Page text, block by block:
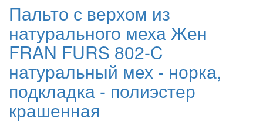
Пальто с верхом из
натурального меха Жен
FRAN FURS 802-C
натуральный мех - норка,
подкладка - полиэстер
крашенная